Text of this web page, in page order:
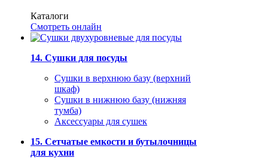
Каталоги
Смотреть онлайн
14. Сушки для посуды
Сушки в верхнюю базу (верхний
шкаф)
Сушки в нижнюю базу (нижняя
тумба)
Аксессуары для сушек
15. Сетчатые емкости и бутылочницы
для кухни